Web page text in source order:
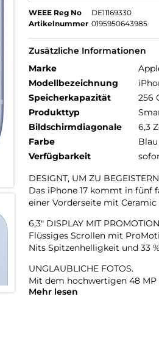
WEEE Reg No
DE11169330
Artikelnummer 0195950643985
Zusätzliche Informationen
Marke
Modellbezeichnung
Speicherkapazität
256
Produkttyp
Bildschirmdiagonale
6,3
Farbe
Blau
Verfügbarkeit
DESIGNT, UM ZU
Das iPhone 17 kommt in fünf
einer Vorderseite mit
6,3″ DISPLAY MIT
Flüssiges Scrollen mit
Nits Spitzenhelligkeit und 33
UNGLAUBLICHE FOTOS.
Mit dem hochwertigen 48 MP
Qualität und der 48 MP
Mehr lesen